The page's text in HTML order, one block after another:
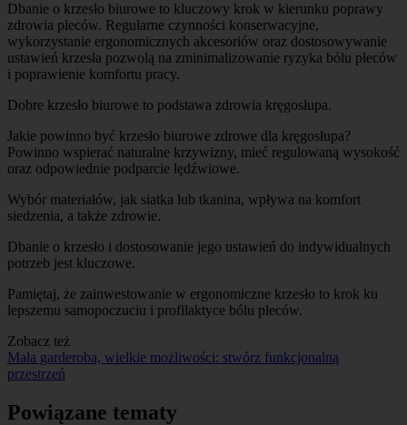
Dbanie o krzesło biurowe to kluczowy krok w kierunku poprawy
zdrowia pleców. Regularne czynności konserwacyjne,
wykorzystanie ergonomicznych akcesoriów oraz dostosowywanie
ustawień krzesła pozwolą na zminimalizowanie ryzyka bólu pleców
i poprawienie komfortu pracy.
Dobre krzesło biurowe to podstawa zdrowia kręgosłupa.
Jakie powinno być krzesło biurowe zdrowe dla kręgosłupa?
Powinno wspierać naturalne krzywizny, mieć regulowaną wysokość
oraz odpowiednie podparcie lędźwiowe.
Wybór materiałów, jak siatka lub tkanina, wpływa na komfort
siedzenia, a także zdrowie.
Dbanie o krzesło i dostosowanie jego ustawień do indywidualnych
potrzeb jest kluczowe.
Pamiętaj, że zainwestowanie w ergonomiczne krzesło to krok ku
lepszemu samopoczuciu i profilaktyce bólu pleców.
Zobacz też
Mała garderoba, wielkie możliwości: stwórz funkcjonalną
przestrzeń
Powiązane tematy